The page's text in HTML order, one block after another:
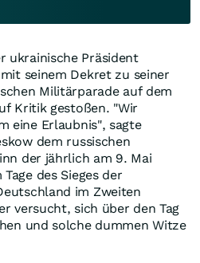
ukrainische Präsident
seinem Dekret zu seiner
Militärparade auf dem
Kritik gestoßen. "Wir
eine Erlaubnis", sagte
dem russischen
der jährlich am 9. Mai
des Sieges der
im Zweiten
versucht, sich über den Tag
und solche dummen Witze